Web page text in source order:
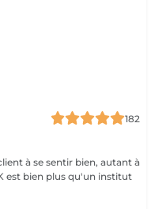
182
à se sentir bien, autant à
est bien plus qu'un institut